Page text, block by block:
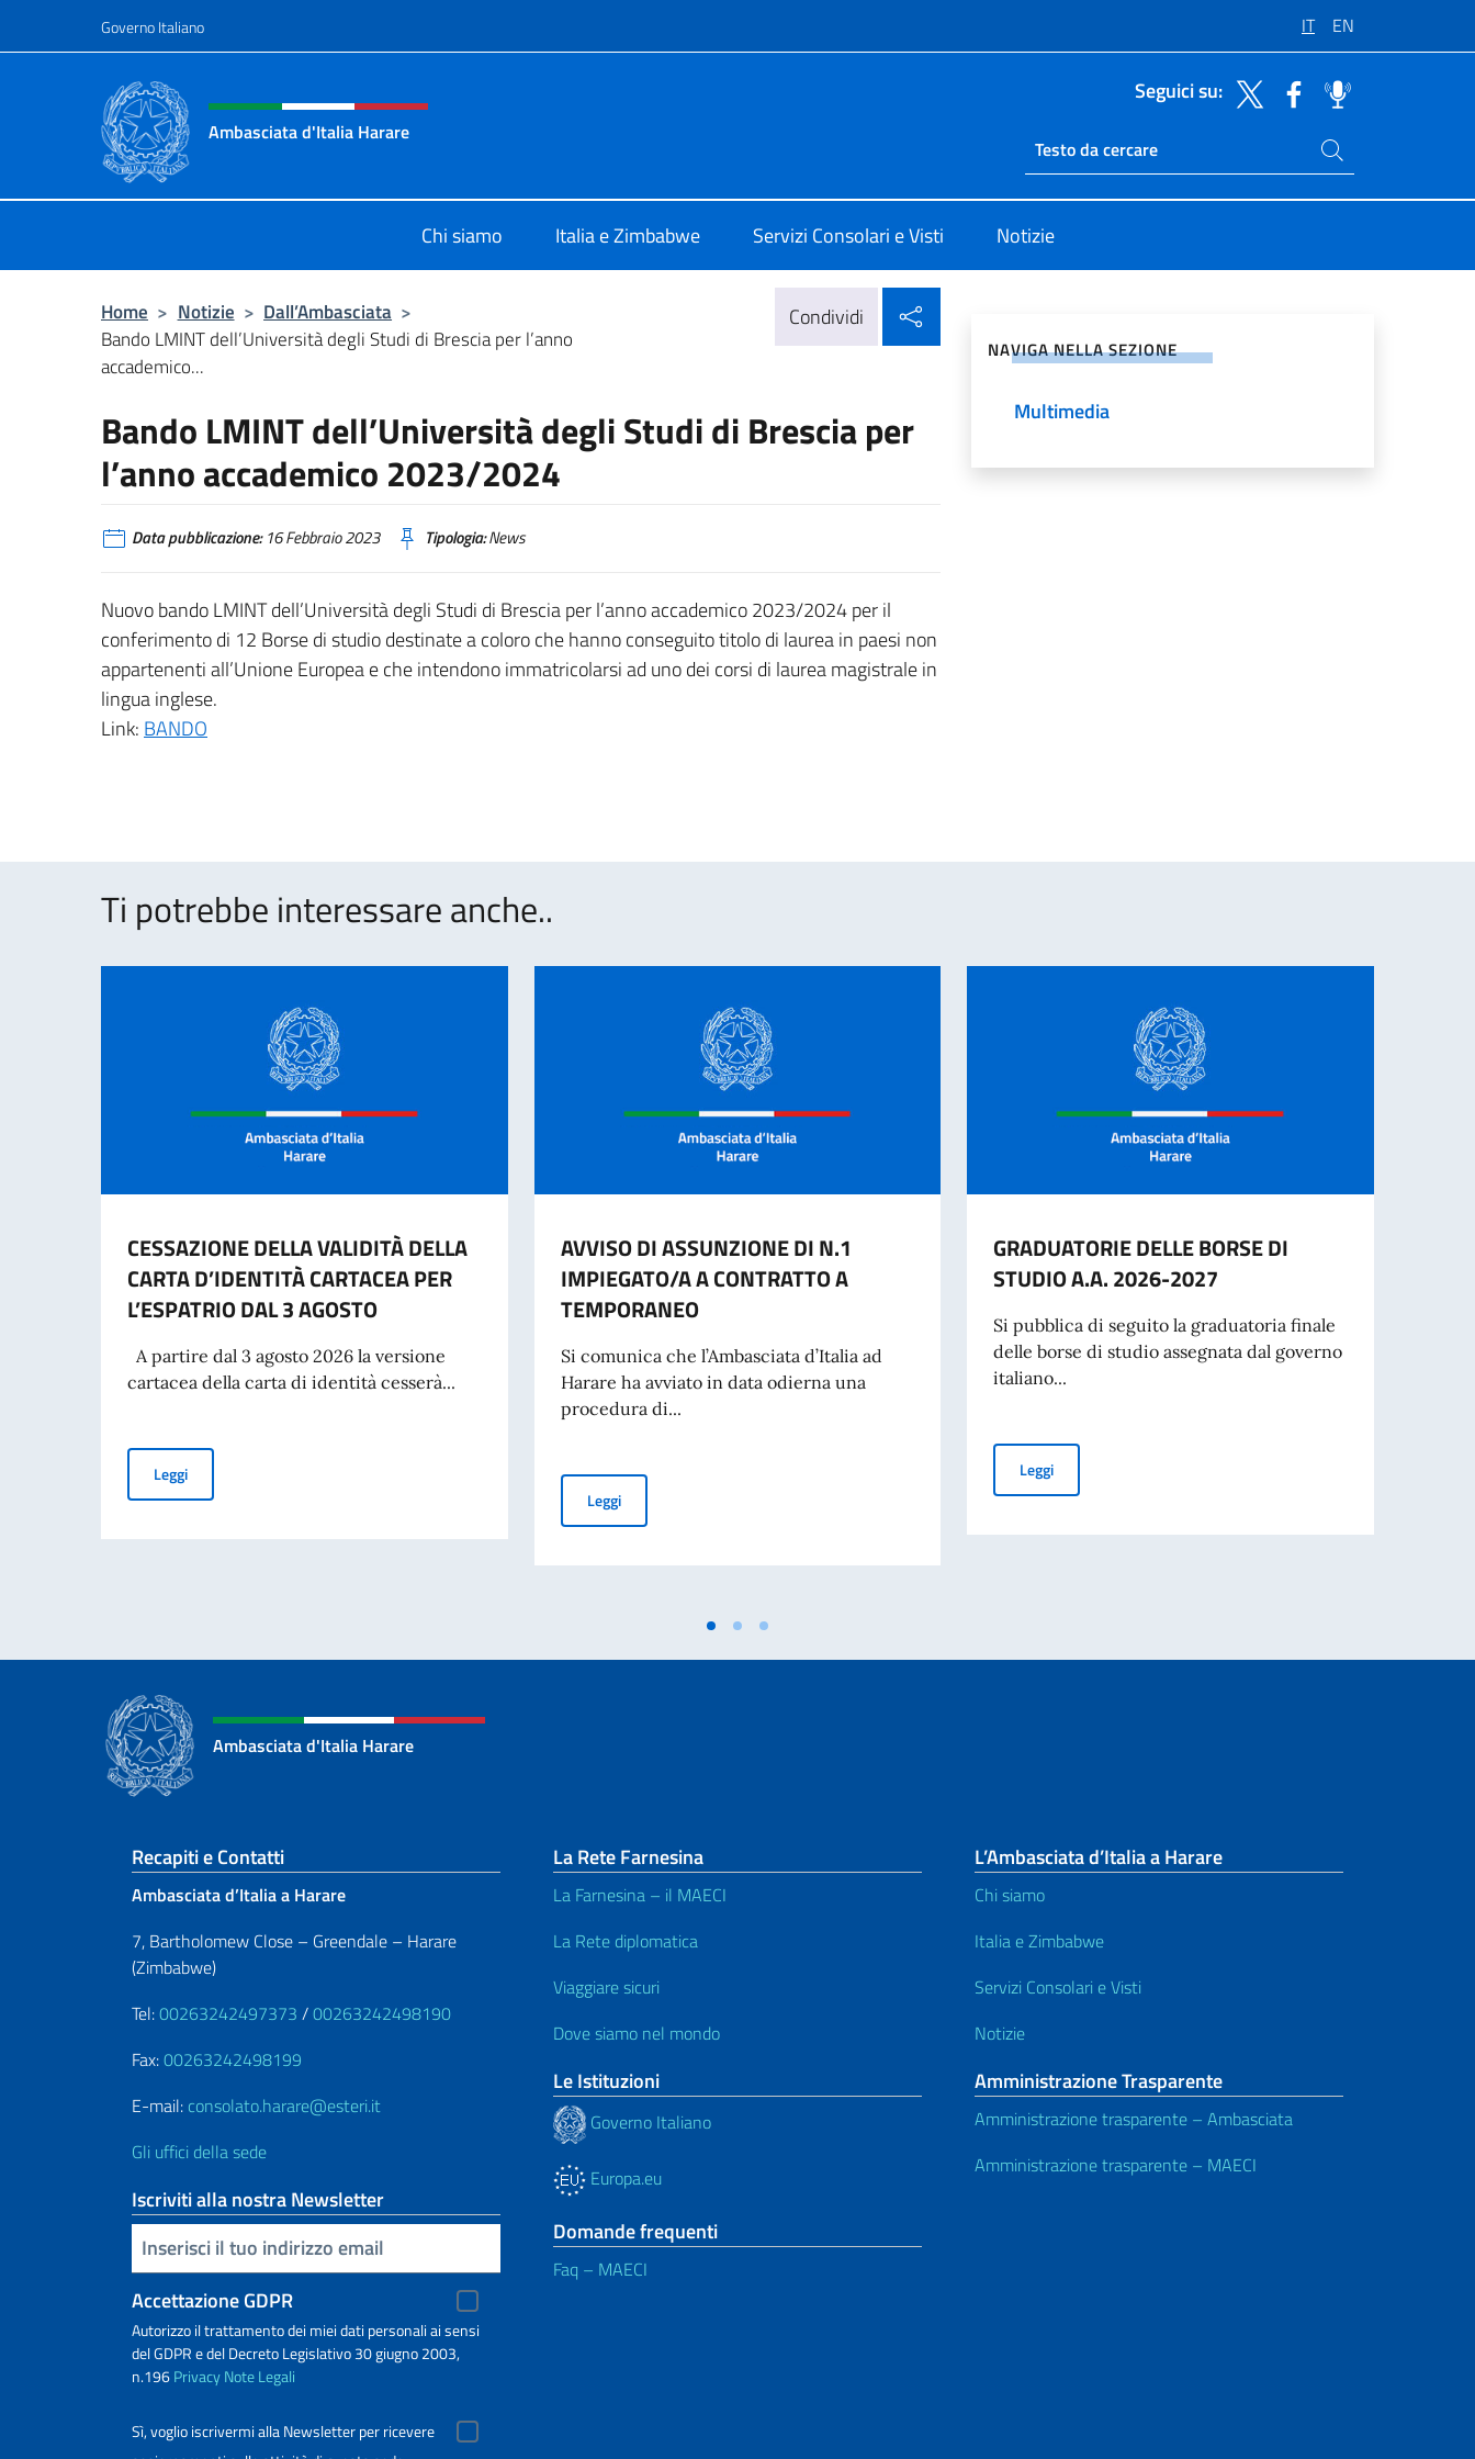
Governo Italiano IT EN
Intestazione sito, social e menù
Ambasciata d'Italia Harare
Seguici su:
Ricerca sito live
Cerca nel sito
Chi siamo Italia e Zimbabwe Servizi Consolari e Visti Notizie
Home > Notizie > Dall’Ambasciata >
Bando LMINT dell’Università degli Studi di Brescia per l’anno
accademico...
Condividi
Bando LMINT dell’Università degli Studi di Brescia per
l’anno accademico 2023/2024
Data pubblicazione:16 Febbraio 2023 Tipologia:News
Nuovo bando LMINT dell’Università degli Studi di Brescia per l’anno accademico 2023/2024 per il
conferimento di 12 Borse di studio destinate a coloro che hanno conseguito titolo di laurea in paesi non
appartenenti all’Unione Europea e che intendono immatricolarsi ad uno dei corsi di laurea magistrale in
lingua inglese.
Link: BANDO
NAVIGA NELLA SEZIONE
Multimedia
Ti potrebbe interessare anche..
CESSAZIONE DELLA VALIDITÀ DELLA
CARTA D’IDENTITÀ CARTACEA PER
L’ESPATRIO DAL 3 AGOSTO
A partire dal 3 agosto 2026 la versione
cartacea della carta di identità cesserà...
LeggiCESSAZIONE DELLA VALIDITÀ DELLA CARTA D’IDENTITÀ CARTACEA PER L’ESPATRIO DAL 3 AGOSTO
AVVISO DI ASSUNZIONE DI N.1
IMPIEGATO/A A CONTRATTO A
TEMPORANEO
Si comunica che l’Ambasciata d’Italia ad
Harare ha avviato in data odierna una
procedura di...
LeggiAVVISO DI ASSUNZIONE DI N.1 IMPIEGATO/A A CONTRATTO A TEMPORANEO
GRADUATORIE DELLE BORSE DI
STUDIO A.A. 2026-2027
Si pubblica di seguito la graduatoria finale
delle borse di studio assegnata dal governo
italiano...
LeggiGRADUATORIE DELLE BORSE DI STUDIO A.A. 2026-2027
Ambasciata d'Italia Harare
Sezione footer
Recapiti e Contatti
Ambasciata d’Italia a Harare
7, Bartholomew Close – Greendale – Harare
(Zimbabwe)
Tel:00263242497373 /00263242498190
Fax:00263242498199
E-mail: consolato.harare@esteri.it
Gli uffici della sede
Iscriviti alla nostra Newsletter
Inserisci la tua email
Accettazione GDPR
Autorizzo il trattamento dei miei dati personali ai sensi
del GDPR e del Decreto Legislativo 30 giugno 2003,
n.196PrivacyNote Legali
Sì, voglio iscrivermi alla Newsletter per ricevere
La Rete Farnesina
La Farnesina – il MAECI
La Rete diplomatica
Viaggiare sicuri
Dove siamo nel mondo
Le Istituzioni
Governo Italiano
Europa.eu
Domande frequenti
Faq – MAECI
L’Ambasciata d’Italia a Harare
Chi siamo
Italia e Zimbabwe
Servizi Consolari e Visti
Notizie
Amministrazione Trasparente
Amministrazione trasparente – Ambasciata
Amministrazione trasparente – MAECI